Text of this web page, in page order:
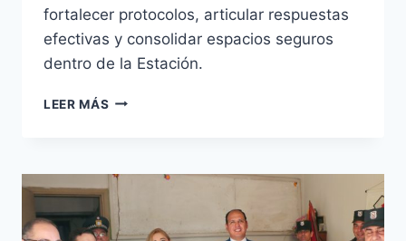
fortalecer protocolos, articular respuestas
efectivas y consolidar espacios seguros
dentro de la Estación.
LEER MÁS LA
INTERNACIONAL
PARAGUAY
COORDINAN
ACCIONES